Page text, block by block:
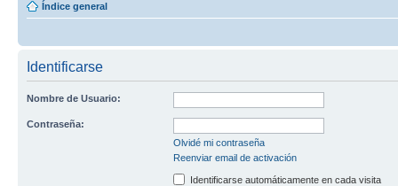
Índice general
Identificarse
Nombre de Usuario:
Contraseña:
Olvidé mi contraseña
Reenviar email de activación
Identificarse automáticamente en cada visita